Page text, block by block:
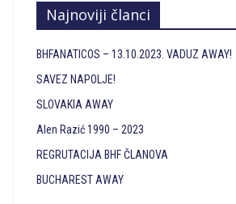
Najnoviji članci
BHFANATICOS – 13.10.2023. VADUZ AWAY!
SAVEZ NAPOLJE!
SLOVAKIA AWAY
Alen Razić 1990 – 2023
REGRUTACIJA BHF ČLANOVA
BUCHAREST AWAY